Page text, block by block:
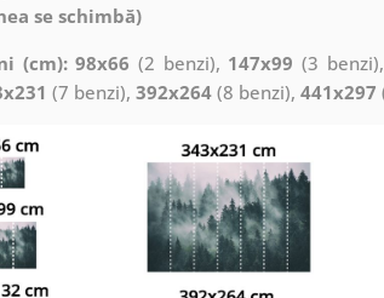
se schimbă)
(cm): 98x66 (2 benzi), 147x99 (3 benzi),
(7 benzi), 392x264 (8 benzi), 441x297